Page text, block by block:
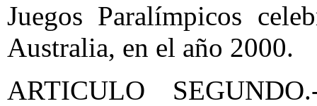
Juegos Paralímpicos
Australia, en el año 2000.
ARTICULO